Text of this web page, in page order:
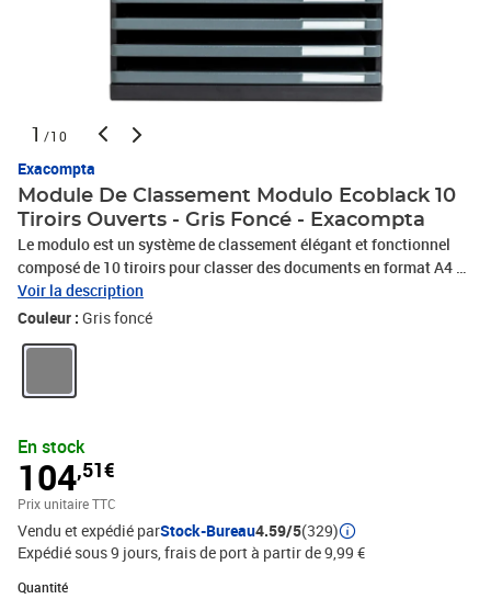
1 /10
Exacompta
Module De Classement Modulo Ecoblack 10
Tiroirs Ouverts - Gris Foncé - Exacompta
Le modulo est un système de classement élégant et fonctionnel
composé de 10 tiroirs pour classer des documents en format A4 et
A4+, des pochettes à élastiques 24x32cm, des enveloppes grands
formats. Il est adapté à un usage bureau ou scolaire. Les
coulissants et silencieux équipés d'une butée d'arrêt de sécurité.
plastique recyclé issu des déchets ménagers. Il est ainsi certifié
Ange Bleu. Le modulo est livré avec tous les clips et obturateurs
nécessaires au montage et à la finition.
Voir la description
Couleur : Gris foncé
En stock
104,51€
Prix unitaire TTC
Vendu et expédié parStock-Bureau4.59/5(329)
Expédié sous 9 jours, frais de port à partir de 9,99 €
Quantité
Quantité : 1